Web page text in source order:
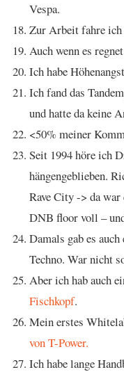
Vespa.
Zur Arbeit fahre ich
Auch wenn es
Ich habe
Ich fand das
und hatte da keine
<50% meiner
Seit 1994 höre ich
hängengeblieben.
Rave City -> da
DNB floor voll –
Damals gab es
Techno. War nicht
Aber ich hab auch
Fischkopf.
Mein erstes
von T-Power.
Ich habe lange